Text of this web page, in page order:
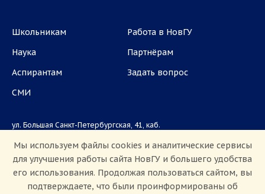
Школьникам
Наука
Аспирантам
СМИ
Работа в НовГУ
Партнёрам
Задать вопрос
ул. Большая Санкт-Петербургская, 41, каб.
Приемная комиссия: +7(8162)33-20-44
Мы используем файлы cookies и аналитические сервисы
для улучшения работы сайта НовГУ и большего удобства
его использования. Продолжая пользоваться сайтом, вы
подтверждаете, что были проинформированы об